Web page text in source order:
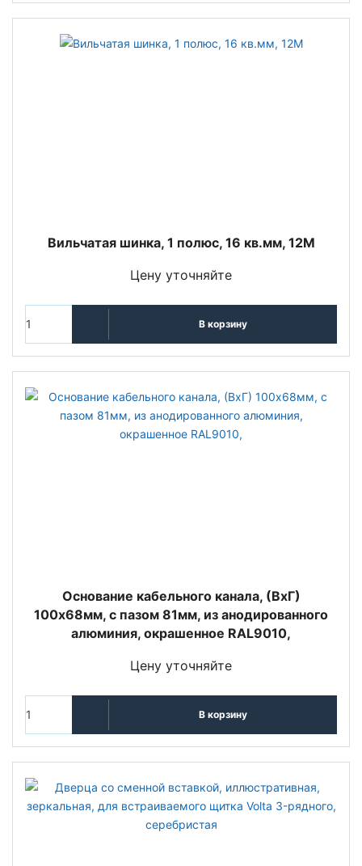
Вильчатая шинка, 1 полюс, 16 кв.мм, 12M
Цену уточняйте
В корзину
Основание кабельного канала, (ВхГ)
100х68мм, с пазом 81мм, из анодированного
алюминия, окрашенное RAL9010,
Цену уточняйте
В корзину